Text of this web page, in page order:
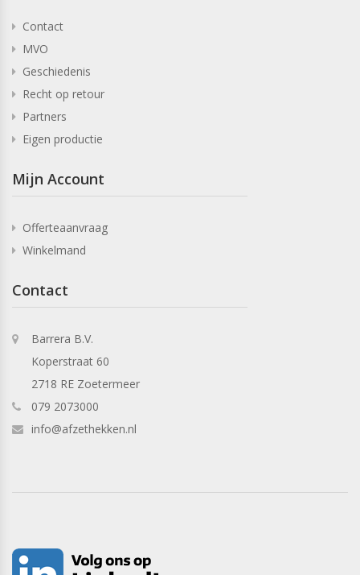
Contact
MVO
Geschiedenis
Recht op retour
Partners
Eigen productie
Mijn Account
Offerteaanvraag
Winkelmand
Contact
Barrera B.V.
Koperstraat 60
2718 RE Zoetermeer
079 2073000
info@afzethekken.nl